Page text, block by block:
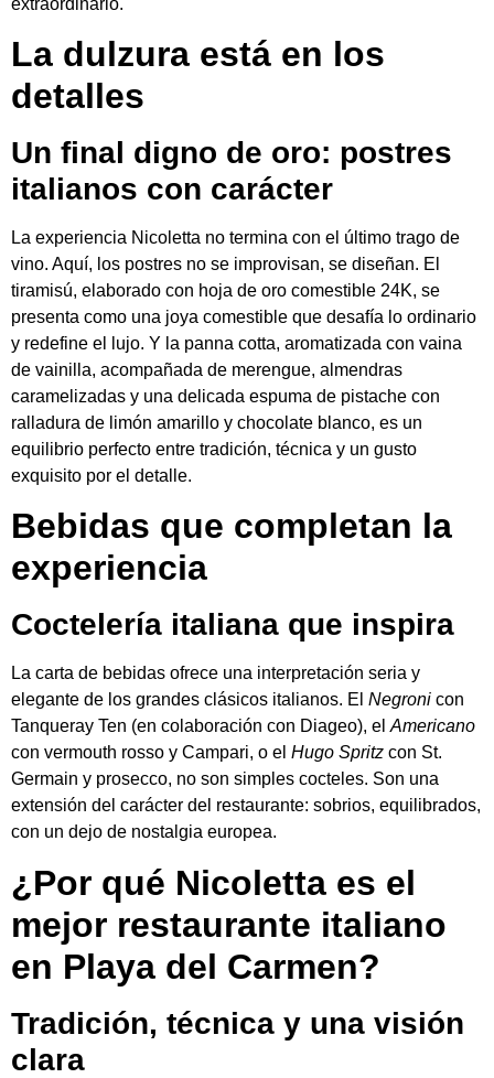
La dulzura está en los
detalles
Un final digno de oro: postres
italianos con carácter
La experiencia Nicoletta no termina con el último trago de
vino. Aquí, los postres no se improvisan, se diseñan. El
tiramisú, elaborado con hoja de oro comestible 24K, se
presenta como una joya comestible que desafía lo ordinario
y redefine el lujo. Y la panna cotta, aromatizada con vaina
de vainilla, acompañada de merengue, almendras
caramelizadas y una delicada espuma de pistache con
ralladura de limón amarillo y chocolate blanco, es un
equilibrio perfecto entre tradición, técnica y un gusto
exquisito por el detalle.
Bebidas que completan la
experiencia
Coctelería italiana que inspira
La carta de bebidas ofrece una interpretación seria y
elegante de los grandes clásicos italianos. El Negroni con
Tanqueray Ten (en colaboración con Diageo), el Americano
con vermouth rosso y Campari, o el Hugo Spritz con St.
Germain y prosecco, no son simples cocteles. Son una
extensión del carácter del restaurante: sobrios, equilibrados,
con un dejo de nostalgia europea.
¿Por qué Nicoletta es el
mejor restaurante italiano
en Playa del Carmen?
Tradición, técnica y una visión
clara